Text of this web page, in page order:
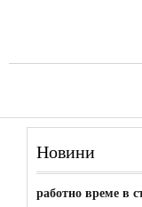
Новини
работно време в